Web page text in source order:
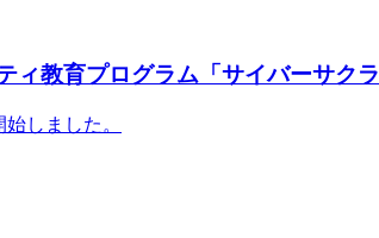
教育プログラム「サイバーサク
しました。